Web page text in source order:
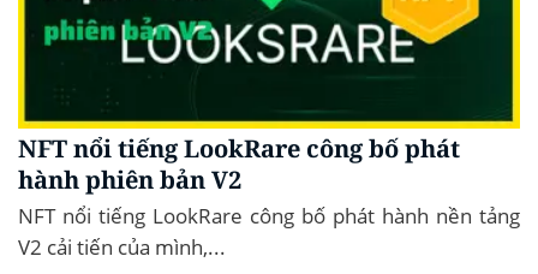
NFT nổi tiếng LookRare công bố phát
hành phiên bản V2
NFT nổi tiếng LookRare công bố phát hành nền tảng
V2 cải tiến của mình,...